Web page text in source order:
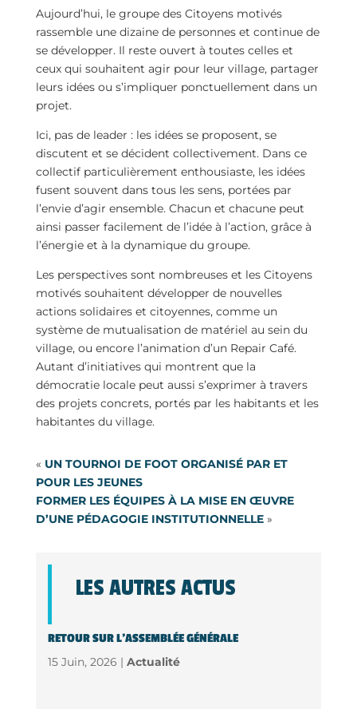
Aujourd’hui, le groupe des Citoyens motivés
rassemble une dizaine de personnes et continue de
se développer. Il reste ouvert à toutes celles et
ceux qui souhaitent agir pour leur village, partager
leurs idées ou s’impliquer ponctuellement dans un
projet.
Ici, pas de leader : les idées se proposent, se
discutent et se décident collectivement. Dans ce
collectif particulièrement enthousiaste, les idées
fusent souvent dans tous les sens, portées par
l’envie d’agir ensemble. Chacun et chacune peut
ainsi passer facilement de l’idée à l’action, grâce à
l’énergie et à la dynamique du groupe.
Les perspectives sont nombreuses et les Citoyens
motivés souhaitent développer de nouvelles
actions solidaires et citoyennes, comme un
système de mutualisation de matériel au sein du
village, ou encore l’animation d’un Repair Café.
Autant d’initiatives qui montrent que la
démocratie locale peut aussi s’exprimer à travers
des projets concrets, portés par les habitants et les
habitantes du village.
« UN TOURNOI DE FOOT ORGANISÉ PAR ET
POUR LES JEUNES
FORMER LES ÉQUIPES À LA MISE EN ŒUVRE
D’UNE PÉDAGOGIE INSTITUTIONNELLE»
LES AUTRES ACTUS
RETOUR SUR L’ASSEMBLÉE GÉNÉRALE
15 Juin, 2026 | Actualité